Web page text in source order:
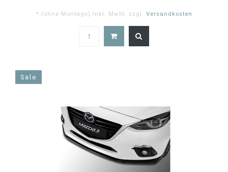
* (ohne Montage) Inkl. MwSt. zzgl. Versandkosten
Sale